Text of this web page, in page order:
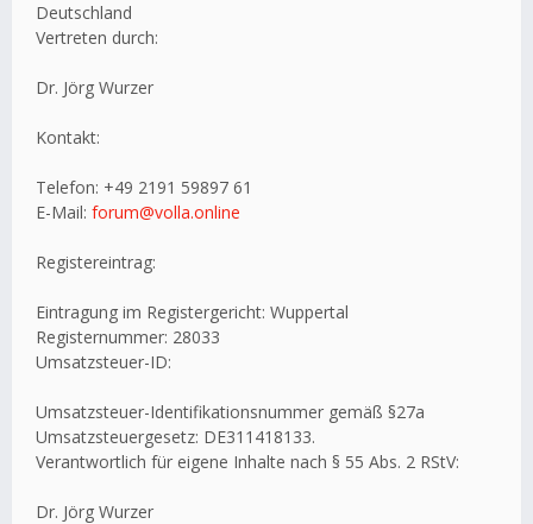
Deutschland
Vertreten durch:
Dr. Jörg Wurzer
Kontakt:
Telefon: +49 2191 59897 61
E-Mail: forum@volla.online
Registereintrag:
Eintragung im Registergericht: Wuppertal
Registernummer: 28033
Umsatzsteuer-ID:
Umsatzsteuer-Identifikationsnummer gemäß §27a
Umsatzsteuergesetz: DE311418133.
Verantwortlich für eigene Inhalte nach § 55 Abs. 2 RStV:
Dr. Jörg Wurzer